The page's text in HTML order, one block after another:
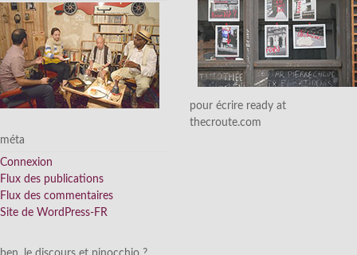
méta
Connexion
Flux des publications
Flux des commentaires
Site de WordPress-FR
pour écrire ready at
thecroute.com